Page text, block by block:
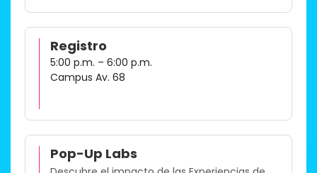
Registro
5:00 p.m. – 6:00 p.m.
Campus Av. 68
Pop-Up Labs